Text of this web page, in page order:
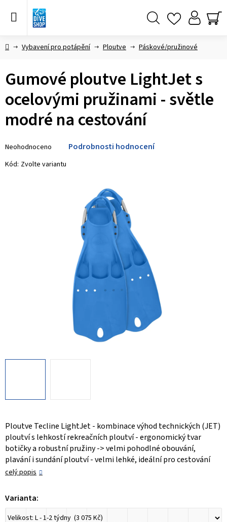
DomůVybavení pro potápění Ploutve Páskové/pružinové
Ploutve Tecline LightJet - kombinace výhod technických (JET)
ploutví s lehkostí rekreačních ploutví - ergonomický tvar
botičky a robustní pružiny -> velmi pohodlné obouvání,
plavání i sundání ploutví - velmi lehké, ideální pro cestování
celý popis
Varianta:
Gumové ploutve LightJet s
ocelovými pružinami - světle
modré na cestování
hodnocení
produktu
Neohodnoceno Podrobnosti hodnocení
Kód: Zvolte variantu